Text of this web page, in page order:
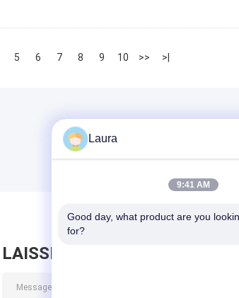
5 6 7 8 9 10 >> >|
LAISSEZ UN MESSAGE
Laura
9:41 AM
Good day, what product are you
for?